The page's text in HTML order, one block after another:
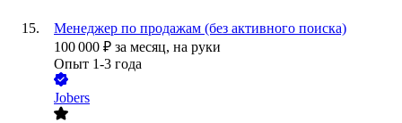
Менеджер по продажам (без активного поиска)
100 000 ₽ за месяц, на руки
Опыт 1-3 года
Jobers